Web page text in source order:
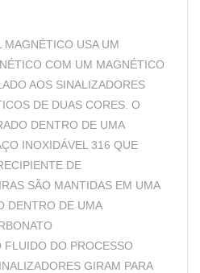
MAGNÉTICO USA UM
COM UM MAGNÉTICO
AOS SINALIZADORES
DE DUAS CORES. O
DENTRO DE UMA
INOXIDÁVEL 316 QUE
DE
SÃO MANTIDAS EM UMA
DENTRO DE UMA
DO PROCESSO
GIRAM PARA